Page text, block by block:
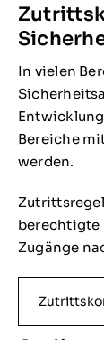
In vielen
Bereiche
werden.
berechtigte
Zugänge